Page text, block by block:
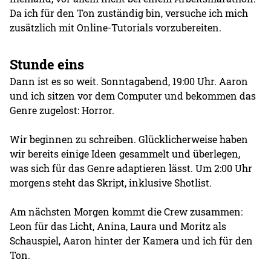
Da ich für den Ton zuständig bin, versuche ich mich
zusätzlich mit Online-Tutorials vorzubereiten.
Stunde eins
Dann ist es so weit. Sonntagabend, 19:00 Uhr. Aaron
und ich sitzen vor dem Computer und bekommen das
Genre zugelost: Horror.
Wir beginnen zu schreiben. Glücklicherweise haben
wir bereits einige Ideen gesammelt und überlegen,
was sich für das Genre adaptieren lässt. Um 2:00 Uhr
morgens steht das Skript, inklusive Shotlist.
Am nächsten Morgen kommt die Crew zusammen:
Leon für das Licht, Anina, Laura und Moritz als
Schauspiel, Aaron hinter der Kamera und ich für den
Ton.